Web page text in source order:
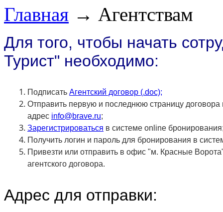
Главная → Агентствам
Для того, чтобы начать
Турист" необходимо:
Подписать Агентский договор (.doc);
Отправить первую и последнюю страницу договора
адрес info@brave.ru;
Зарегистрироваться в системе online
Получить логин и пароль для бронирования в
Привезти или отправить в офис "м. Красные
агентского договора.
Адрес для отправки: